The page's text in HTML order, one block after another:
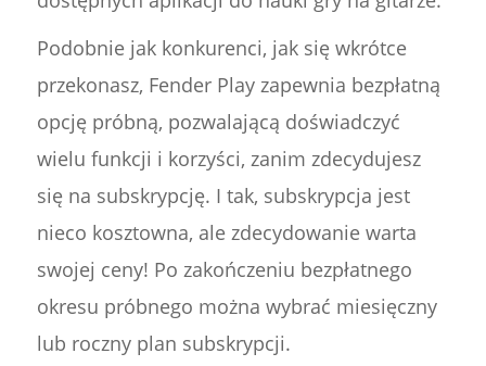
Podobnie jak konkurenci, jak się wkrótce
przekonasz, Fender Play zapewnia bezpłatną
opcję próbną, pozwalającą doświadczyć
wielu funkcji i korzyści, zanim zdecydujesz
się na subskrypcję. I tak, subskrypcja jest
nieco kosztowna, ale zdecydowanie warta
swojej ceny! Po zakończeniu bezpłatnego
okresu próbnego można wybrać miesięczny
lub roczny plan subskrypcji.